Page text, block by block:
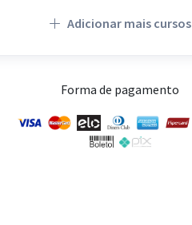
Adicionar mais cursos
Forma de pagamento